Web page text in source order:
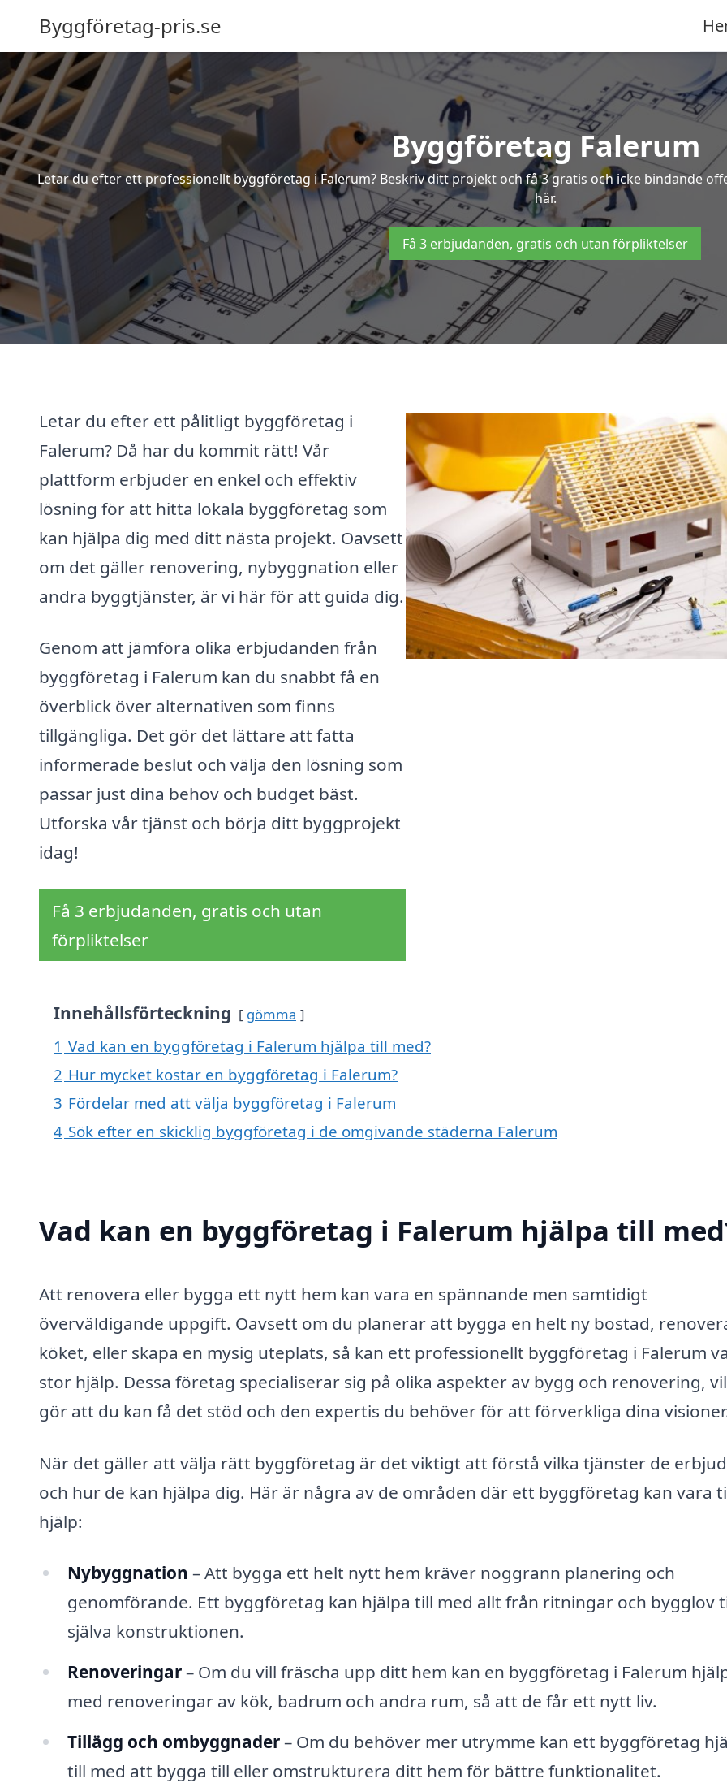
Byggföretag-pris.se
Byggföretag Falerum
Letar du efter ett professionellt byggföretag i Falerum? Beskriv ditt projekt och få 3 gratis och icke bindande
här.
Få 3 erbjudanden, gratis och utan förpliktelser
Letar du efter ett pålitligt byggföretag i
Falerum? Då har du kommit rätt! Vår
plattform erbjuder en enkel och effektiv
lösning för att hitta lokala byggföretag som
kan hjälpa dig med ditt nästa projekt. Oavsett
om det gäller renovering, nybyggnation eller
andra byggtjänster, är vi här för att guida dig.
Genom att jämföra olika erbjudanden från
byggföretag i Falerum kan du snabbt få en
överblick över alternativen som finns
tillgängliga. Det gör det lättare att fatta
informerade beslut och välja den lösning som
passar just dina behov och budget bäst.
Utforska vår tjänst och börja ditt byggprojekt
idag!
Få 3 erbjudanden, gratis och utan
förpliktelser
Innehållsförteckning gömma
1 Vad kan en byggföretag i Falerum hjälpa till med?
2 Hur mycket kostar en byggföretag i Falerum?
3 Fördelar med att välja byggföretag i Falerum
4 Sök efter en skicklig byggföretag i de omgivande städerna Falerum
Vad kan en byggföretag i Falerum hjälpa till
Att renovera eller bygga ett nytt hem kan vara en spännande men samtidigt
överväldigande uppgift. Oavsett om du planerar att bygga en helt ny bostad,
köket, eller skapa en mysig uteplats, så kan ett professionellt byggföretag i Falerum
stor hjälp. Dessa företag specialiserar sig på olika aspekter av bygg och renovering,
gör att du kan få det stöd och den expertis du behöver för att förverkliga dina
När det gäller att välja rätt byggföretag är det viktigt att förstå vilka tjänster de
och hur de kan hjälpa dig. Här är några av de områden där ett byggföretag kan vara
hjälp:
Nybyggnation – Att bygga ett helt nytt hem kräver noggrann planering och
genomförande. Ett byggföretag kan hjälpa till med allt från ritningar och bygglov
själva konstruktionen.
Renoveringar– Om du vill fräscha upp ditt hem kan en byggföretag i Falerum
med renoveringar av kök, badrum och andra rum, så att de får ett nytt liv.
Tillägg och ombyggnader– Om du behöver mer utrymme kan ett byggföretag
till med att bygga till eller omstrukturera ditt hem för bättre funktionalitet.